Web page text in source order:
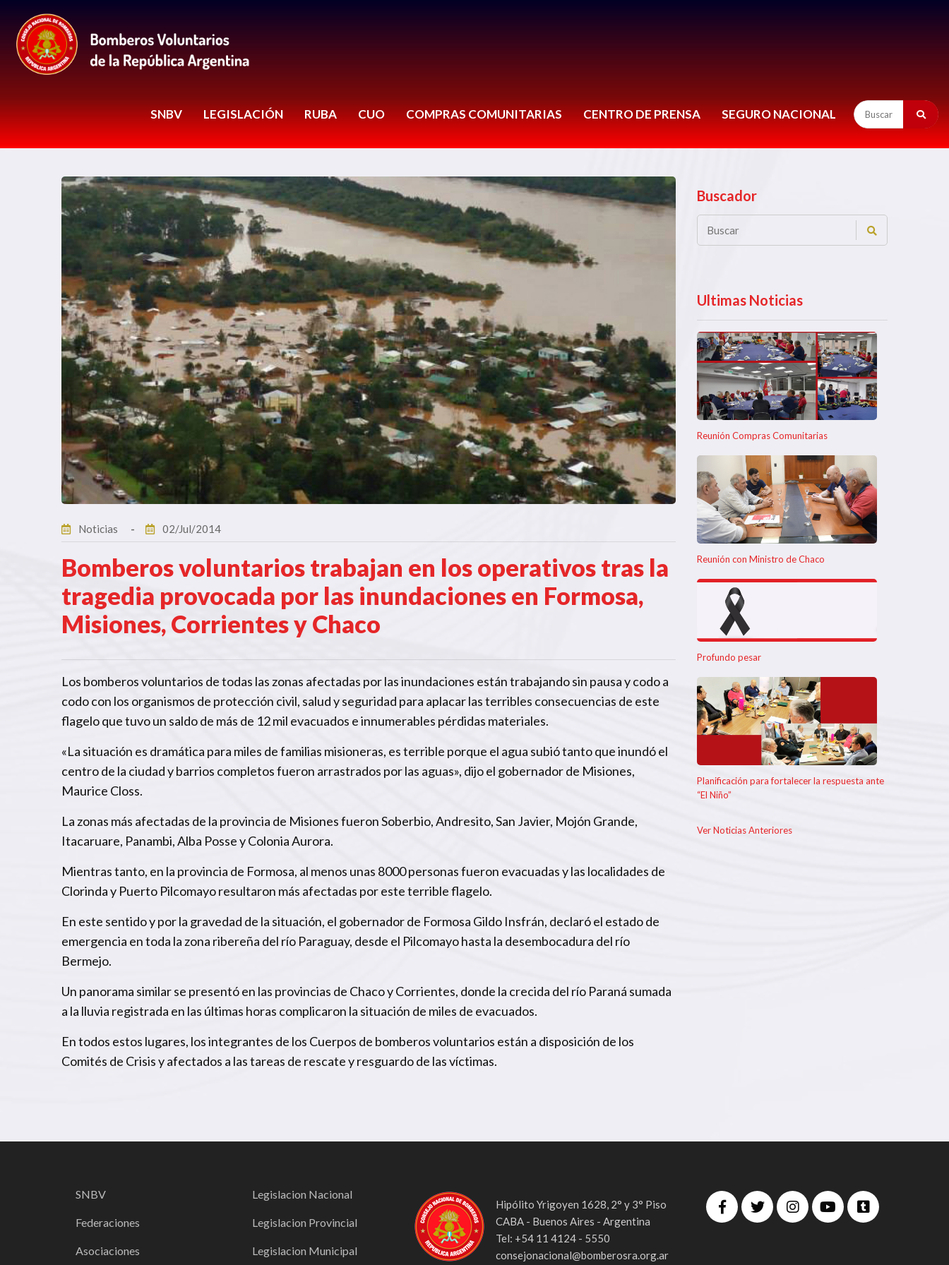
SNBV LEGISLACIÓN RUBA CUO COMPRAS COMUNITARIAS CENTRO DE PRENSA SEGURO NACIONAL
Noticias 02/Jul/2014
Bomberos voluntarios trabajan en los operativos tras la
tragedia provocada por las inundaciones en Formosa,
Misiones, Corrientes y Chaco
Los bomberos voluntarios de todas las zonas afectadas por las inundaciones están trabajando sin pausa y codo a
codo con los organismos de protección civil, salud y seguridad para aplacar las terribles consecuencias de este
flagelo que tuvo un saldo de más de 12 mil evacuados e innumerables pérdidas materiales.
«La situación es dramática para miles de familias misioneras, es terrible porque el agua subió tanto que inundó el
centro de la ciudad y barrios completos fueron arrastrados por las aguas», dijo el gobernador de Misiones,
Maurice Closs.
La zonas más afectadas de la provincia de Misiones fueron Soberbio, Andresito, San Javier, Mojón Grande,
Itacaruare, Panambi, Alba Posse y Colonia Aurora.
Mientras tanto, en la provincia de Formosa, al menos unas 8000 personas fueron evacuadas y las localidades de
Clorinda y Puerto Pilcomayo resultaron más afectadas por este terrible flagelo.
En este sentido y por la gravedad de la situación, el gobernador de Formosa Gildo Insfrán, declaró el estado de
emergencia en toda la zona ribereña del río Paraguay, desde el Pilcomayo hasta la desembocadura del río
Bermejo.
Un panorama similar se presentó en las provincias de Chaco y Corrientes, donde la crecida del río Paraná sumada
a la lluvia registrada en las últimas horas complicaron la situación de miles de evacuados.
En todos estos lugares, los integrantes de los Cuerpos de bomberos voluntarios están a disposición de los
Comités de Crisis y afectados a las tareas de rescate y resguardo de las víctimas.
Buscador
Ultimas Noticias
Reunión Compras Comunitarias
Reunión con Ministro de Chaco
Profundo pesar
Planificación para fortalecer la respuesta ante
“El Niño”
Ver Noticias Anteriores
SNBV
Federaciones
Asociaciones
Legislacion Nacional
Legislacion Provincial
Legislacion Municipal
Hipólito Yrigoyen 1628, 2° y 3° Piso
CABA - Buenos Aires - Argentina
Tel: +54 11 4124 - 5550
consejonacional@bomberosra.org.ar